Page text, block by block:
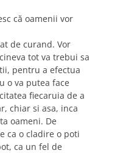
că oamenii vor
de curand. Vor
tot va trebui sa
pentru a efectua
o va putea face
fiecaruia de a
chiar si asa, inca
oameni. De
ca o cladire o poti
ca un fel de